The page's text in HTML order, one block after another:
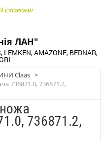
ЛАН"
AMAZONE, BEDNAR,
Claas >
736871.0, 736871.2,
736871.2,